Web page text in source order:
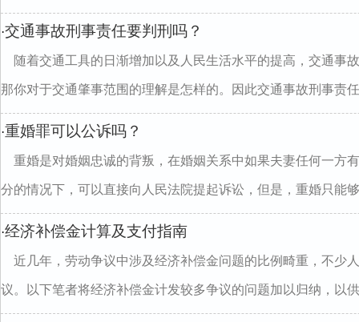
·交通事故刑事责任要判刑吗？
随着交通工具的日渐增加以及人民生活水平的提高，交通事
那你对于交通肇事范围的理解是怎样的。因此交通事故刑事责
·重婚罪可以公诉吗？
重婚是对婚姻忠诚的背叛，在婚姻关系中如果夫妻任何一方
分的情况下，可以直接向人民法院提起诉讼，但是，重婚只能
·经济补偿金计算及支付指南
近几年，劳动争议中涉及经济补偿金问题的比例畸重，不少
议。以下笔者将经济补偿金计发较多争议的问题加以归纳，以